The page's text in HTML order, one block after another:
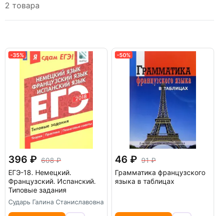
2 товара
-35%
396
608
ЕГЭ-18. Немецкий.
Французский. Испанский.
Типовые задания
Сударь Галина Станиславовна
-50%
46
91
Грамматика французского
языка в таблицах